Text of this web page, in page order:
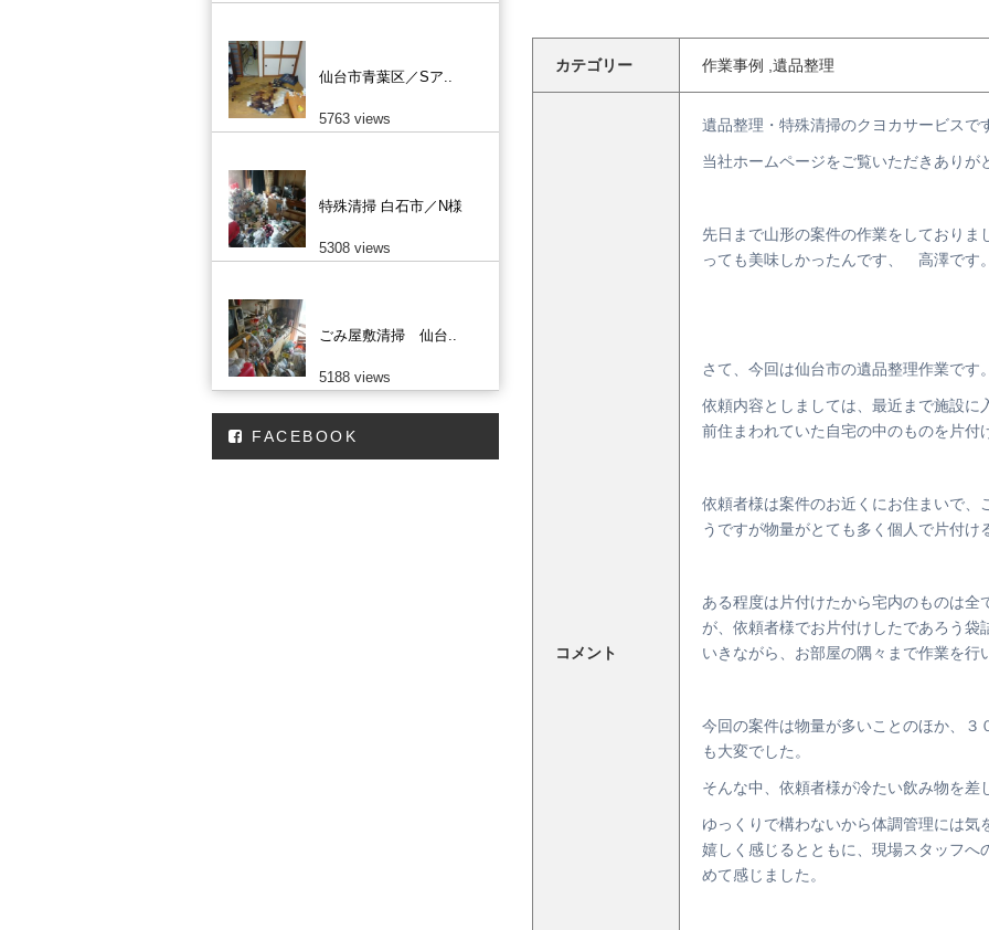
カテゴリー 作業事例 ,遺品整理
コメント
遺品整理・特殊清掃のクヨカサービスで
当社ホームページをご覧いただきありが
先日まで山形の案件の作業をしており
っても美味しかったんです、 高澤です
さて、今回は仙台市の遺品整理作業です
依頼内容としましては、最近まで施設
前住まわれていた自宅の中のものを片付
依頼者様は案件のお近くにお住まいで
うですが物量がとても多く個人で片付
ある程度は片付けたから宅内のものは
が、依頼者様でお片付けしたであろう
いきながら、お部屋の隅々まで作業を行
今回の案件は物量が多いことのほか、
も大変でした。
そんな中、依頼者様が冷たい飲み物を
ゆっくりで構わないから体調管理には
嬉しく感じるとともに、現場スタッフ
めて感じました。
仙台市青葉区／Sア..
5763 views
特殊清掃 白石市／N様
5308 views
ごみ屋敷清掃 仙台..
5188 views
FACEBOOK